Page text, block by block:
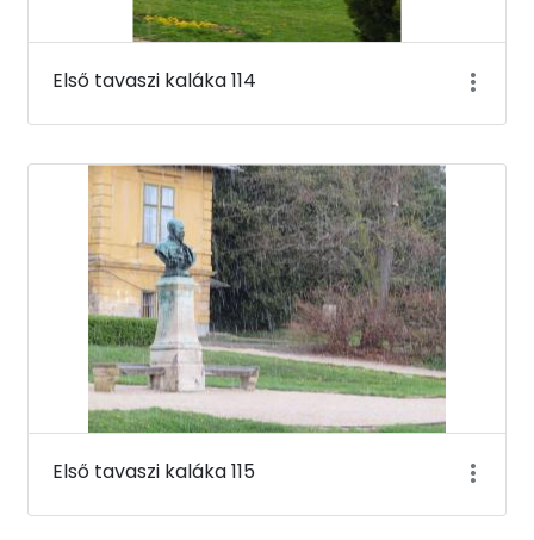
Első tavaszi kaláka 114
Első tavaszi kaláka 115